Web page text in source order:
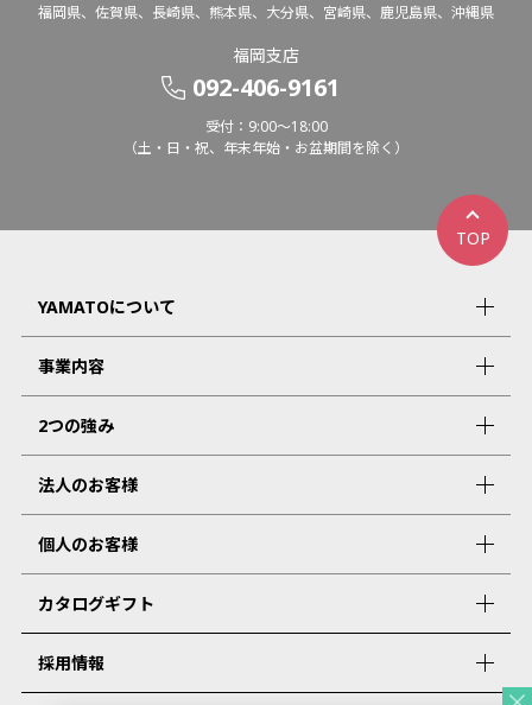
福岡県、佐賀県、長崎県、熊本県、大分県、宮崎県、鹿児島県、沖縄県
福岡支店
092-406-9161
受付：9:00～18:00
（土・日・祝、年末年始・お盆期間を除く）
TOP
YAMATOについて
事業内容
2つの強み
法人のお客様
個人のお客様
カタログギフト
採用情報